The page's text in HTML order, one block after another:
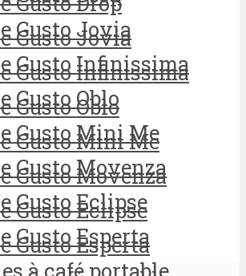
Gusto Jovia
Gusto Infinissima
Gusto Oblo
Gusto Mini Me
Gusto Movenza
Gusto Eclipse
Gusto Esperta
à café portable
Gusto Jovia
Gusto Infinissima
Gusto Oblo
Gusto Mini Me
Gusto Movenza
Gusto Eclipse
Gusto Esperta